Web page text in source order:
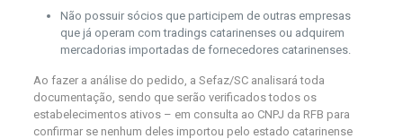
Não possuir sócios que participem de outras empresas
que já operam com tradings catarinenses ou adquirem
mercadorias importadas de fornecedores catarinenses.
Ao fazer a análise do pedido, a Sefaz/SC analisará toda
documentação, sendo que serão verificados todos os
estabelecimentos ativos – em consulta ao CNPJ da RFB para
confirmar se nenhum deles importou pelo estado catarinense